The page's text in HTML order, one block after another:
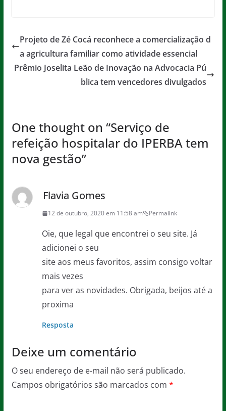
e
b
o
er l s
A
p
p
a
g
e
Projeto de Zé Cocá reconhece a comercialização d
a agricultura familiar como atividade essencial
Prêmio Joselita Leão de Inovação na Advocacia Pú
blica tem vencedores divulgados
One thought on “Serviço de
refeição hospitalar do IPERBA tem
nova gestão”
Flavia Gomes
12 de outubro, 2020 em 11:58 am Permalink
Oie, que legal que encontrei o seu site. Já
adicionei o seu
site aos meus favoritos, assim consigo voltar
mais vezes
para ver as novidades. Obrigada, beijos até a
proxima
Resposta
Deixe um comentário
O seu endereço de e-mail não será publicado.
Campos obrigatórios são marcados com *